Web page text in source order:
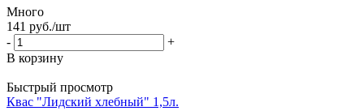
Много
141 руб./шт
-
+
В корзину
Быстрый просмотр
Квас "Лидский хлебный" 1,5л.